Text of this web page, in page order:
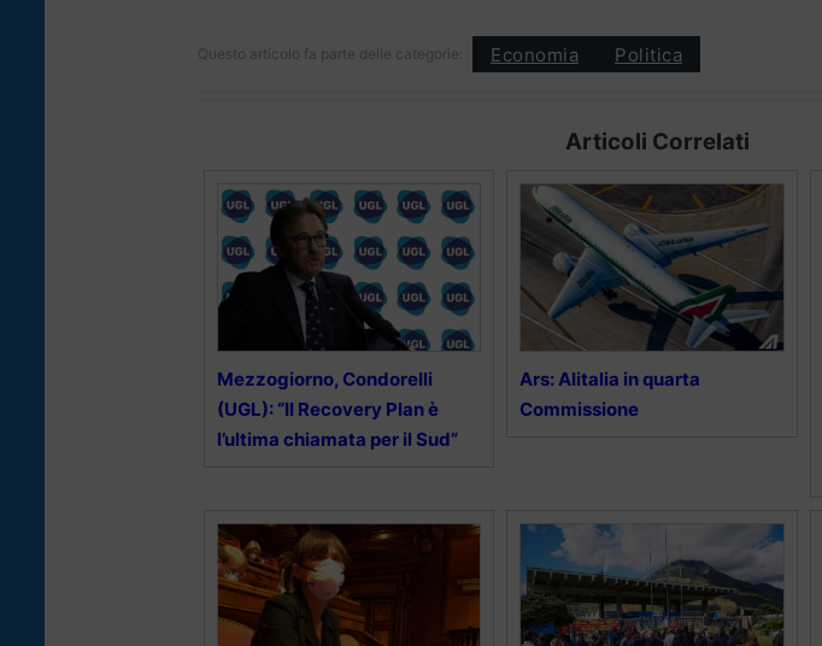
Questo articolo fa parte delle categorie: Economia Politica
Articoli Correlati
Mezzogiorno, Condorelli
(UGL): “Il Recovery Plan è
l’ultima chiamata per il Sud”
Ars: Alitalia in quarta
Commissione